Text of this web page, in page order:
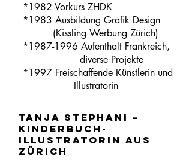
*1982 Vorkurs ZHDK
*1983 Ausbildung Grafik Design
(Kissling Werbung Zürich)
*1987-1996 Aufenthalt Frankreich,
diverse Projekte
*1997 Freischaffende Künstlerin und
Illustratorin
Tanja Stephani –
Kinderbuch-
Illustratorin aus
Zürich